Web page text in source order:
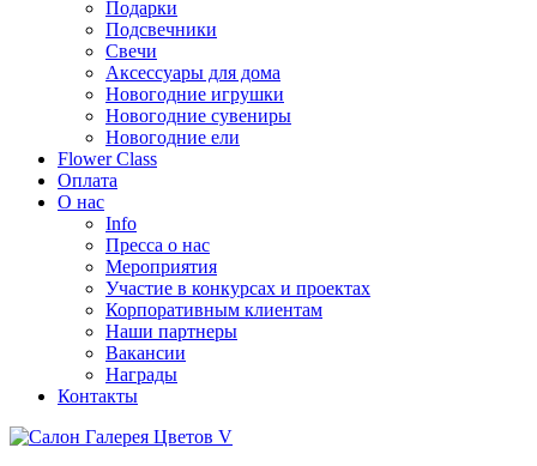
Подарки
Подсвечники
Свечи
Аксессуары для дома
Новогодние игрушки
Новогодние сувениры
Новогодние ели
Flower Class
Оплата
О нас
Info
Пресса о нас
Мероприятия
Участие в конкурсах и проектах
Корпоративным клиентам
Наши партнеры
Вакансии
Награды
Контакты